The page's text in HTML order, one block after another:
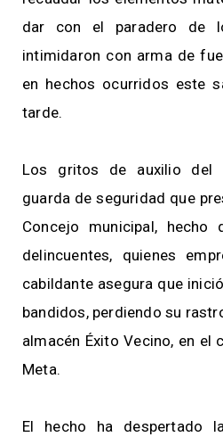
dar con el paradero de
intimidaron con arma de
en hechos ocurridos este
tarde.
Los gritos de auxilio del
guarda de seguridad que
Concejo municipal, hecho
delincuentes, quienes
cabildante asegura que
bandidos, perdiendo su
almacén Éxito Vecino, en el
Meta.
El hecho ha despertado